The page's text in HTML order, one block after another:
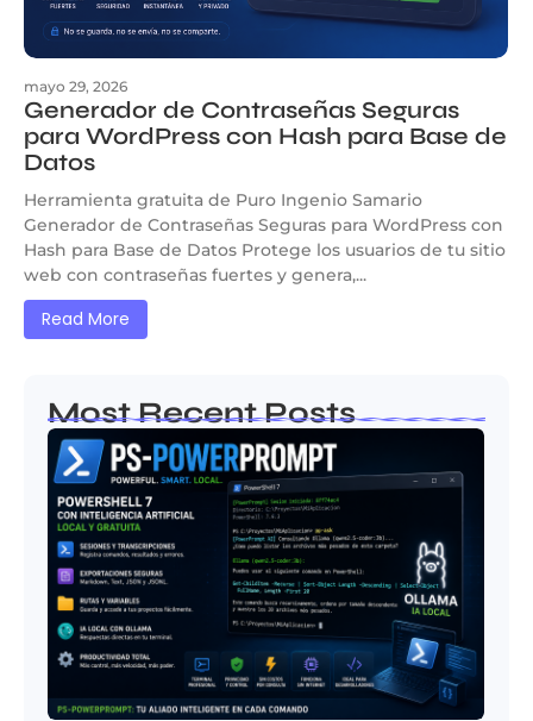
mayo 29, 2026
Generador de Contraseñas Seguras
para WordPress con Hash para Base de
Datos
Herramienta gratuita de Puro Ingenio Samario
Generador de Contraseñas Seguras para WordPress con
Hash para Base de Datos Protege los usuarios de tu sitio
web con contraseñas fuertes y genera,...
Read More
Most Recent Posts